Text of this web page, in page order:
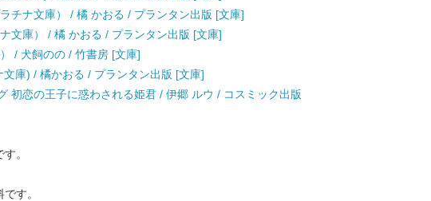
チナ文庫） / 橘 かおる / プランタン出版 [文庫]
文庫） / 橘 かおる / プランタン出版 [文庫]
/ 犬飼のの / 竹書房 [文庫]
庫) / 橘かおる / プランタン出版 [文庫]
初恋の王子に惑わされる姫君 / 伊郷 ルウ / コスミック出版
。
す。